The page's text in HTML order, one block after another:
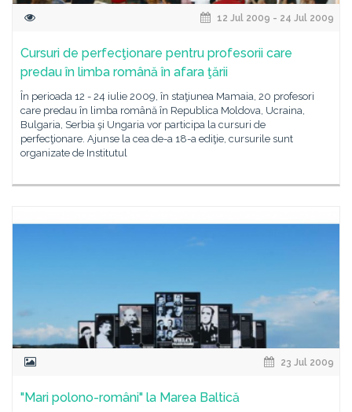
12 Jul 2009 - 24 Jul 2009
Cursuri de perfecţionare pentru profesorii care
predau în limba română în afara ţării
În perioada 12 - 24 iulie 2009, în staţiunea Mamaia, 20 profesori
care predau în limba română în Republica Moldova, Ucraina,
Bulgaria, Serbia şi Ungaria vor participa la cursuri de
perfecţionare. Ajunse la cea de-a 18-a ediţie, cursurile sunt
organizate de Institutul
23 Jul 2009
"Mari polono-români" la Marea Baltică